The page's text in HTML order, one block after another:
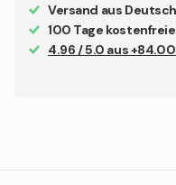
Versand aus
100 Tage
4.96 / 5.0 aus